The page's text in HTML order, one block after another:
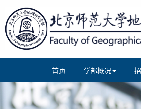
首页 学部概况